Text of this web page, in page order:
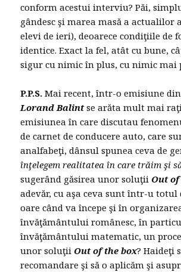
conform acestui interviu? Păi,
gândesc şi marea masă a actualilor
elevi de ieri), deoarece condiţiile de
identice. Exact la fel, atât cu bune,
sigur cu nimic în plus, cu nimic mai
P.P.S.Mai recent, într-o emisiune
Lorand Balintse arăta mult mai
emisiunea în care discutau
de carnet de conducere auto, care
analfabeţi, dânsul spunea ceva de
înţelegem realitatea în care trăim şi
sugerând găsirea unor soluţii Out
adevăr, cu aşa ceva sunt într-u totul
oare când va începe şi în
învăţământului românesc, în
învăţământului matematic, un
unor soluţii Out of the box? Haideţi
recomandare şi să o aplicăm şi